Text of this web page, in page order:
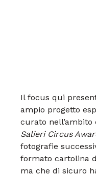
Il focus qui
ampio progetto
curato nell’ambito
Salieri Circus
fotografie
formato cartolina
ma che di sicuro